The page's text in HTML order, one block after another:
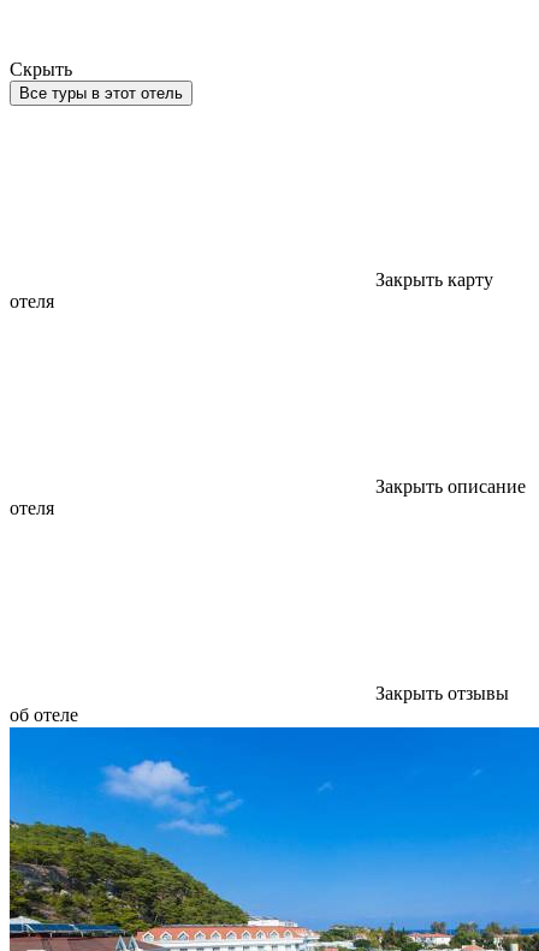
Скрыть
Все туры в этот отель
Закрыть карту
отеля
Закрыть описание
отеля
Закрыть отзывы
об отеле